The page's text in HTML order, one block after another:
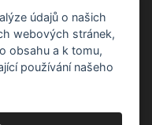
údajů o našich
webových stránek,
obsahu a k tomu,
používání našeho